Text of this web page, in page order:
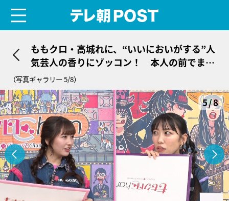
ももクロ・高城れに、“いいにおいがする”人
気芸人の香りにゾッコン！ 本人の前でまさ
かの大照れ
（写真ギャラリー 5/8）
5/8